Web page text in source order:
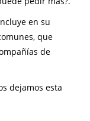
en su
que
de
dejamos esta